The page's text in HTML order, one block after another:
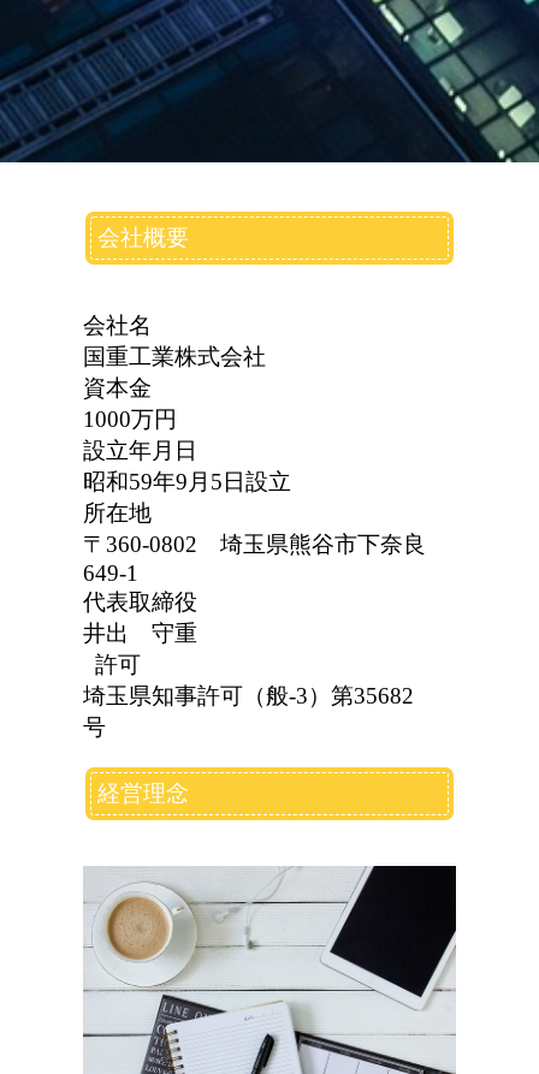
会社概要
会社名
国重工業株式会社
資本金
1000万円
設立年月日
昭和59年9月5日設立
所在地
〒360-0802 埼玉県熊谷市下奈良
649-1
代表取締役
井出 守重
許可
埼玉県知事許可（般-3）第35682
号
経営理念